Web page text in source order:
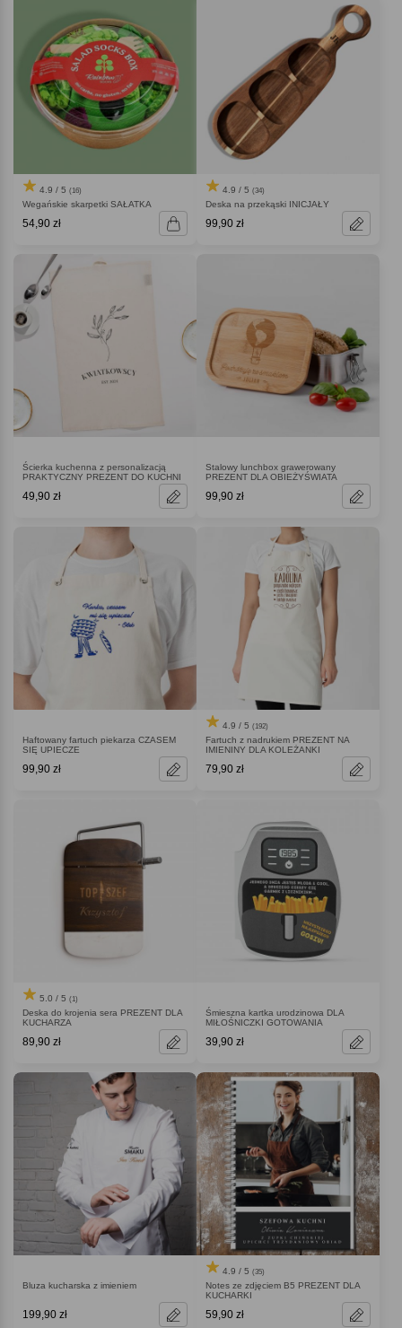
4.9 / 5 (16)
Wegańskie skarpetki SAŁATKA
54,90 zł
4.9 / 5 (34)
Deska na przekąski INICJAŁY
99,90 zł
Ścierka kuchenna z personalizacją
PRAKTYCZNY PREZENT DO KUCHNI
49,90 zł
Stalowy lunchbox grawerowany
PREZENT DLA OBIEŻYŚWIATA
99,90 zł
Haftowany fartuch piekarza CZASEM
SIĘ UPIECZE
99,90 zł
4.9 / 5 (192)
Fartuch z nadrukiem PREZENT NA
IMIENINY DLA KOLEŻANKI
79,90 zł
5.0 / 5 (1)
Deska do krojenia sera PREZENT DLA
KUCHARZA
89,90 zł
Śmieszna kartka urodzinowa DLA
MIŁOŚNICZKI GOTOWANIA
39,90 zł
Bluza kucharska z imieniem
199,90 zł
4.9 / 5 (35)
Notes ze zdjęciem B5 PREZENT DLA
KUCHARKI
59,90 zł